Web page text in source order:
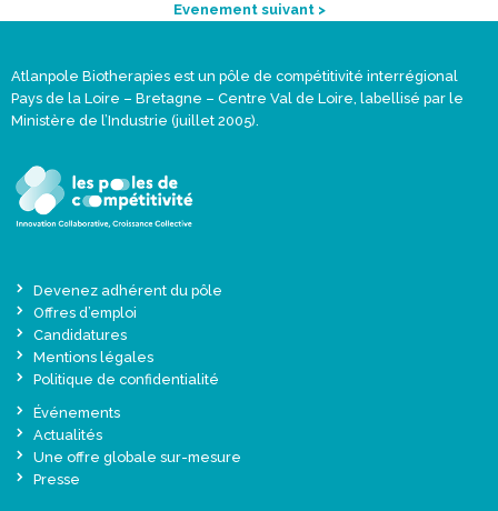
Evenement suivant >
Atlanpole Biotherapies est un pôle de compétitivité interrégional
Pays de la Loire – Bretagne – Centre Val de Loire, labellisé par le
Ministère de l’Industrie (juillet 2005).
Devenez adhérent du pôle
Offres d’emploi
Candidatures
Mentions légales
Politique de confidentialité
Événements
Actualités
Une offre globale sur-mesure
Presse